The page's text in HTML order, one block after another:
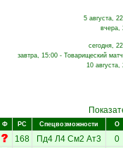
5 августа,
вчера,
сегодня,
завтра, 15:00 - Товарищеский
10
Ф РС Спецвозможности О
168 Пд4 Л4 См2 Ат3 0